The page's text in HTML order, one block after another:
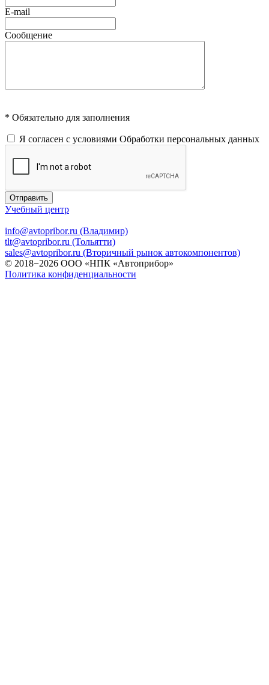
E-mail
Сообщение
* Обязательно для заполнения
Я согласен с условиями Обработки персональных данных
Отправить
Учебный центр
info@avtopribor.ru (Владимир)
tlt@avtopribor.ru (Тольятти)
sales@avtopribor.ru (Вторичный рынок автокомпонентов)
© 2018−2026 ООО «НПК «Автоприбор»
Политика конфиденциальности